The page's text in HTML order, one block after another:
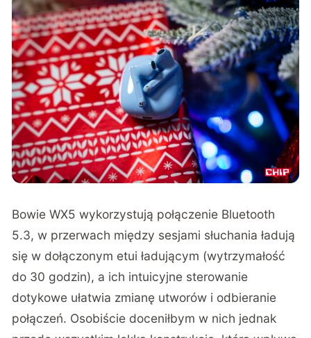
Bowie WX5 wykorzystują połączenie Bluetooth
5.3, w przerwach między sesjami słuchania ładują
się w dołączonym etui ładującym (wytrzymałość
do 30 godzin), a ich intuicyjne sterowanie
dotykowe ułatwia zmianę utworów i odbieranie
połączeń. Osobiście doceniłbym w nich jednak